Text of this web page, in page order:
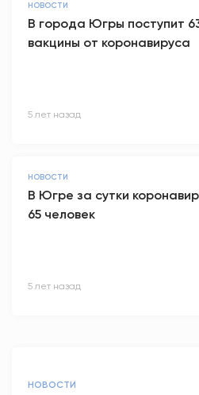
НОВОСТИ
В города Югры поступит
вакцины от коронавируса
5 лет назад
НОВОСТИ
В Югре за сутки
65 человек
5 лет назад
НОВОСТИ